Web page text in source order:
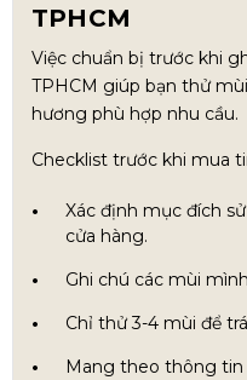
TPHCM
Việc chuẩn bị trước khi
TPHCM giúp bạn thử
hương phù hợp nhu cầu.
Checklist trước khi mua
Xác định mục đích
cửa hàng.
Ghi chú các mùi
Chỉ thử 3-4 mùi để
Mang theo thông